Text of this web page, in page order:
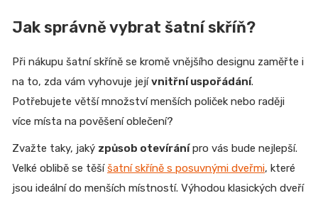
Jak správně vybrat šatní skříň?
Při nákupu šatní skříně se kromě vnějšího designu zaměřte i
na to, zda vám vyhovuje jejívnitřní uspořádání.
Potřebujete větší množství menších poliček nebo raději
více místa na pověšení oblečení?
Zvažte taky, jaký způsob otevíránípro vás bude nejlepší.
Velké oblibě se těšíšatní skříně s posuvnými dveřmi, které
jsou ideální do menších místností. Výhodou klasických dveří